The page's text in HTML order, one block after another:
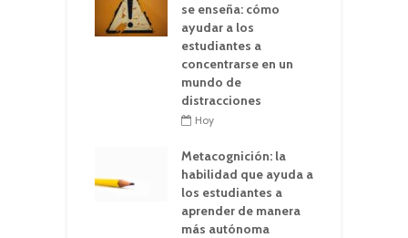
se enseña: cómo
ayudar a los
estudiantes a
concentrarse en un
mundo de
distracciones
Hoy
Metacognición: la
habilidad que ayuda a
los estudiantes a
aprender de manera
más autónoma